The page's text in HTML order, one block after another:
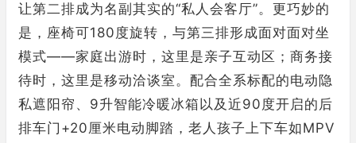
让第二排成为名副其实的“私人会客厅”。更巧妙的
是，座椅可180度旋转，与第三排形成面对面对坐
模式——家庭出游时，这里是亲子互动区；商务接
待时，这里是移动洽谈室。配合全系标配的电动隐
私遮阳帘、9升智能冷暖冰箱以及近90度开启的后
排车门+20厘米电动脚踏，老人孩子上下车如MPV